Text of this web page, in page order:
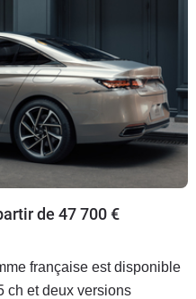
de 47 700 €
française est disponible
ch et deux versions